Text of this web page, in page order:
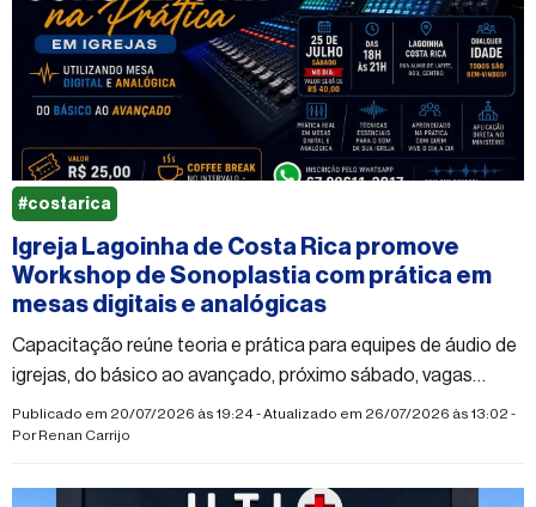
Igreja Lagoinha de Costa Rica promove
Workshop de Sonoplastia com prática em
mesas digitais e analógicas
Capacitação reúne teoria e prática para equipes de áudio de
igrejas, do básico ao avançado, próximo sábado, vagas
limitadas.
Publicado em 20/07/2026 às 19:24 - Atualizado em 26/07/2026 às 13:02 -
PorRenan Carrijo
#costarica